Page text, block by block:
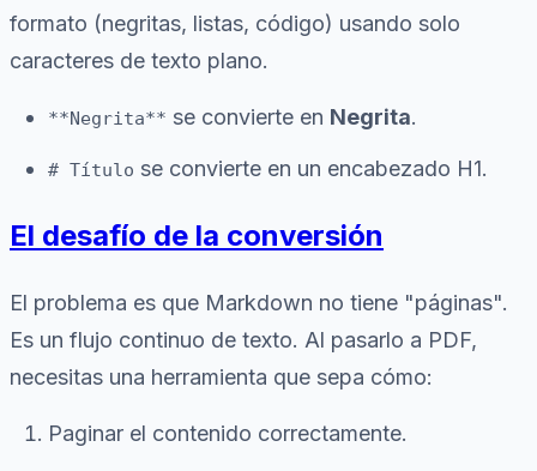
formato (negritas, listas, código) usando solo
caracteres de texto plano.
**Negrita** se convierte en Negrita.
# Título se convierte en un encabezado H1.
El desafío de la conversión
El problema es que Markdown no tiene "páginas".
Es un flujo continuo de texto. Al pasarlo a PDF,
necesitas una herramienta que sepa cómo:
Paginar el contenido correctamente.